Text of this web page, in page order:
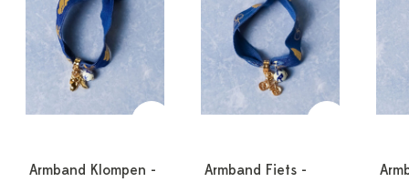
Armband Klompen -
Armband Fiets -